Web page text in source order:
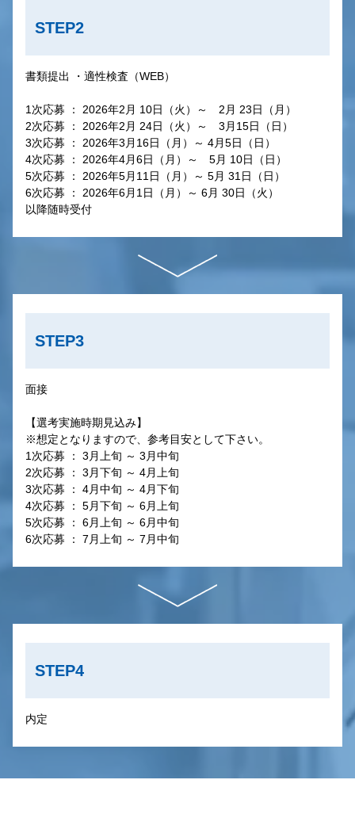
STEP2
書類提出 ・適性検査（WEB）
1次応募 ： 2026年2月 10日（火）～ 2月 23日（月）
2次応募 ： 2026年2月 24日（火）～ 3月15日（日）
3次応募 ： 2026年3月16日（月）～ 4月5日（日）
4次応募 ： 2026年4月6日（月）～ 5月 10日（日）
5次応募 ： 2026年5月11日（月）～ 5月 31日（日）
6次応募 ： 2026年6月1日（月）～ 6月 30日（火）
以降随時受付
STEP3
面接
【選考実施時期見込み】
※想定となりますので、参考目安として下さい。
1次応募 ： 3月上旬 ～ 3月中旬
2次応募 ： 3月下旬 ～ 4月上旬
3次応募 ： 4月中旬 ～ 4月下旬
4次応募 ： 5月下旬 ～ 6月上旬
5次応募 ： 6月上旬 ～ 6月中旬
6次応募 ： 7月上旬 ～ 7月中旬
STEP4
内定